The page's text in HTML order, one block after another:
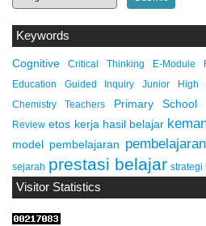
Keywords
Cognitive Critical Thinking E-Module
Education
Guided Inquiry Junior High
Chemistry Teachers
Primary School
Review etos kerja hasil belajar
model pembelajaran
sejarah prestasi belajar strategi
Visitor Statistics